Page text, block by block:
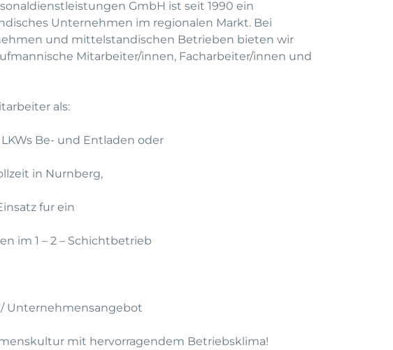
GmbH ist seit 1990 ein
Unternehmen im regionalen Markt. Bei
und mittelstandischen Betrieben bieten wir
Mitarbeiter/innen, Facharbeiter/innen und
als:
Be- und Entladen oder
in Nurnberg,
fur ein
im 1 – 2 – Schichtbetrieb
Unternehmensangebot
mit hervorragendem Betriebsklima!